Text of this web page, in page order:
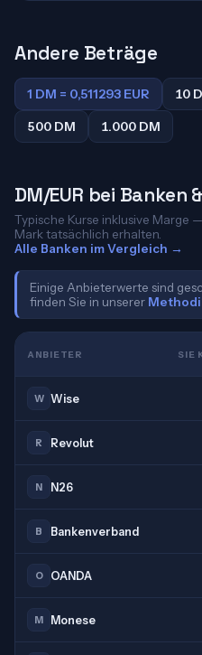
Andere Beträge
1 DM = 0,511293 EUR 10
500 DM
1.000 DM
DM/EUR bei Banken
Typische Kurse inklusive Marge
Mark tatsächlich erhalten.
Alle Banken im Vergleich →
Einige Anbieterwerte sind
finden Sie in unserer
ANBIETER SIE
W Wise
R Revolut
N N26
B Bankenverband
O OANDA
M Monese